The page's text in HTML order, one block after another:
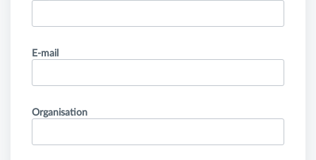
E-mail
Organisation